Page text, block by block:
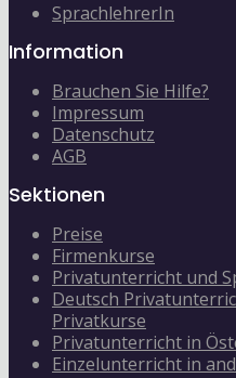
SprachlehrerIn
Information
Brauchen Sie Hilfe?
Impressum
Datenschutz
AGB
Sektionen
Preise
Firmenkurse
Privatunterricht und
Deutsch
Privatkurse
Privatunterricht in
Einzelunterricht in